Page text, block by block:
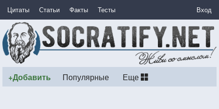
Цитаты Статьи Факты Тесты Вход
+Добавить Популярные Еще